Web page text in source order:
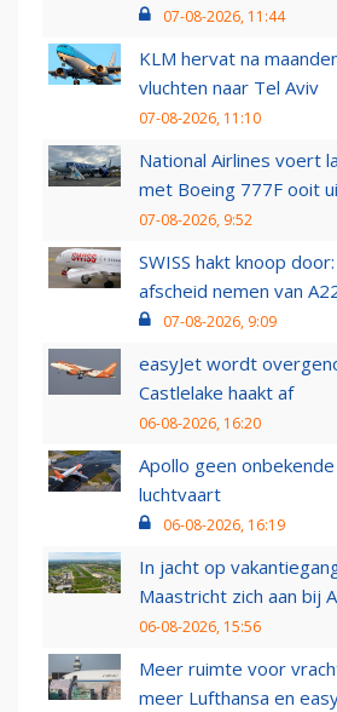
07-08-2026, 11:44
KLM hervat na
vluchten naar Tel Aviv
07-08-2026, 11:10
National Airlines voert
met Boeing 777F ooit
07-08-2026, 9:52
SWISS hakt knoop
afscheid nemen van
07-08-2026, 9:09
easyJet wordt
Castlelake haakt af
06-08-2026, 16:20
Apollo geen
luchtvaart
06-08-2026, 16:19
In jacht op
Maastricht zich aan bij
06-08-2026, 15:56
Meer ruimte voor
meer Lufthansa en